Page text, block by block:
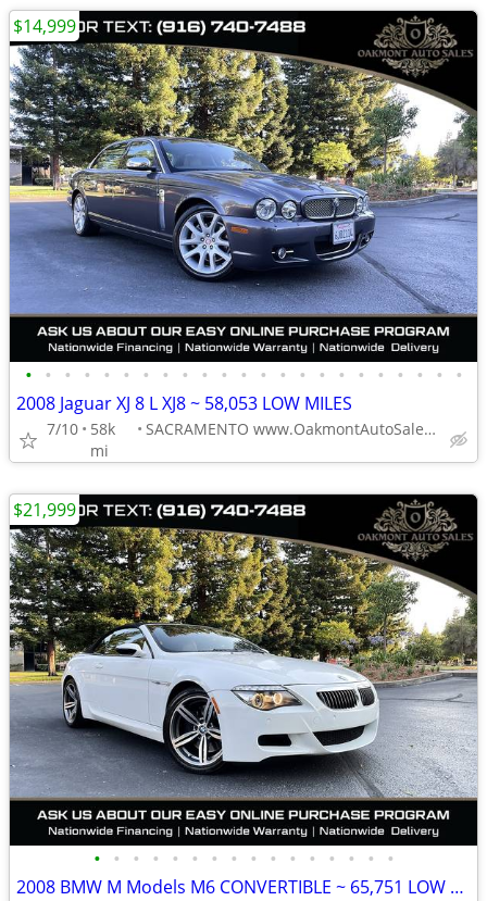
• • • • • • • • • • • • • • • • • • • • • • •
2008 Jaguar XJ 8 L XJ8 ~ 58,053 LOW MILES
7/10
58k
mi
SACRAMENTO www.OakmontAutoSales.com
$14,999
• • • • • • • • • • • • • • • •
2008 BMW M Models M6 CONVERTIBLE ~ 65,751 LOW MILES
$21,999